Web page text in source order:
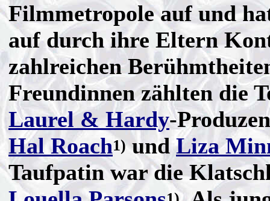
Filmmetropole auf und
auf durch ihre Eltern
zahlreichen
Freundinnen zählten die
Laurel & Hardy-
Hal Roach1)undLiza
Taufpatin war die